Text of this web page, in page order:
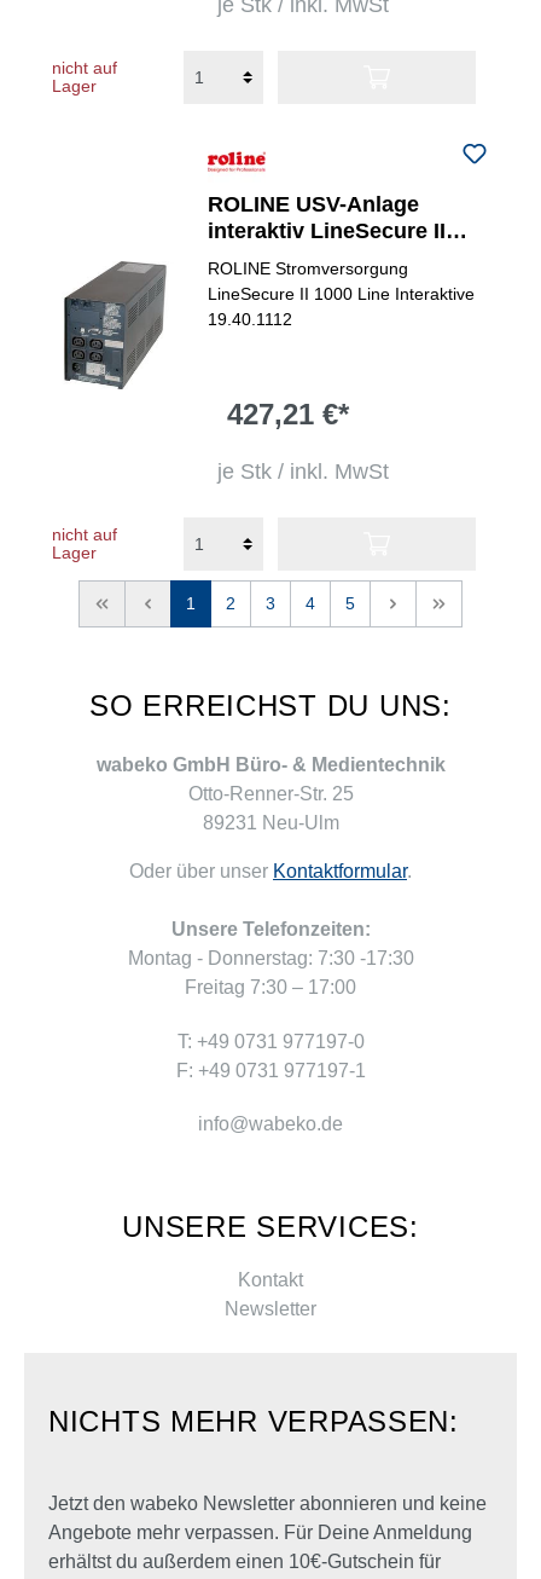
je Stk / inkl. MwSt
nicht auf
Lager
ROLINE USV-Anlage
interaktiv LineSecure II
1000
ROLINE Stromversorgung
LineSecure II 1000 Line Interaktive
19.40.1112
427,21 €*
je Stk / inkl. MwSt
nicht auf
Lager
<< < 1 2 3 4 5 > >>
SO ERREICHST DU UNS:
wabeko GmbH Büro- & Medientechnik
Otto-Renner-Str. 25
89231 Neu-Ulm
Oder über unser Kontaktformular.
Unsere Telefonzeiten:
Montag - Donnerstag: 7:30 -17:30
Freitag 7:30 – 17:00
T: +49 0731 977197-0
F: +49 0731 977197-1
info@wabeko.de
UNSERE SERVICES:
Kontakt
Newsletter
NICHTS MEHR VERPASSEN:
Jetzt den wabeko Newsletter abonnieren und keine
Angebote mehr verpassen. Für Deine Anmeldung
erhältst du außerdem einen 10€-Gutschein für